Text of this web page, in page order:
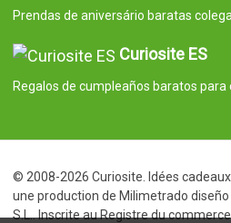
Prendas de aniversário baratas
Curiosite ES
Regalos de cumpleaños baratos
© 2008-2026 Curiosite. Idées
une production de Milimetrado
S.L.. Inscrite au Registre du